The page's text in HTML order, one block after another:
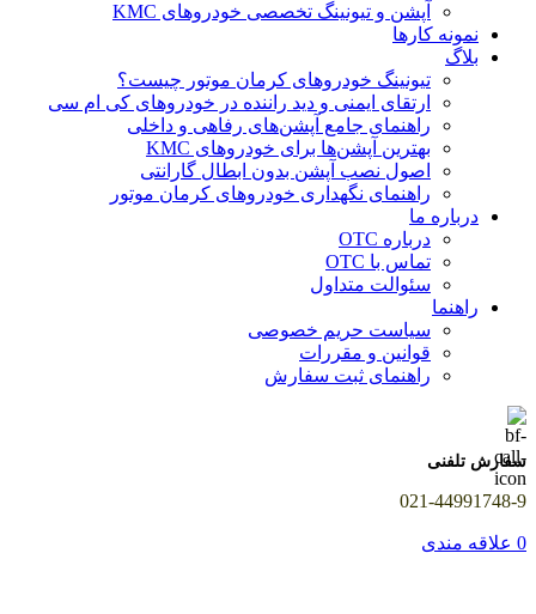
آپشن و تیونینگ تخصصی خودروهای KMC
نمونه کارها
بلاگ
تیونینگ خودروهای کرمان موتور چیست؟
ارتقای ایمنی و دید راننده در خودروهای کی ام سی
راهنمای جامع آپشن‌های رفاهی و داخلی
بهترین آپشن‌ها برای خودروهای KMC
اصول نصب آپشن بدون ابطال گارانتی
راهنمای نگهداری خودروهای کرمان موتور
درباره ما
درباره OTC
تماس با OTC
سئوالت متداول
راهنما
سیاست حریم خصوصی
قوانین و مقررات
راهنمای ثبت سفارش
سفارش تلفنی
021-44991748-9
0 علاقه مندی